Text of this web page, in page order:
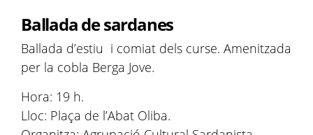
Ballada de sardanes
Ballada d’estiu i comiat dels curse. Amenitzada
per la cobla Berga Jove.
Hora: 19 h.
Lloc: Plaça de l’Abat Oliba.